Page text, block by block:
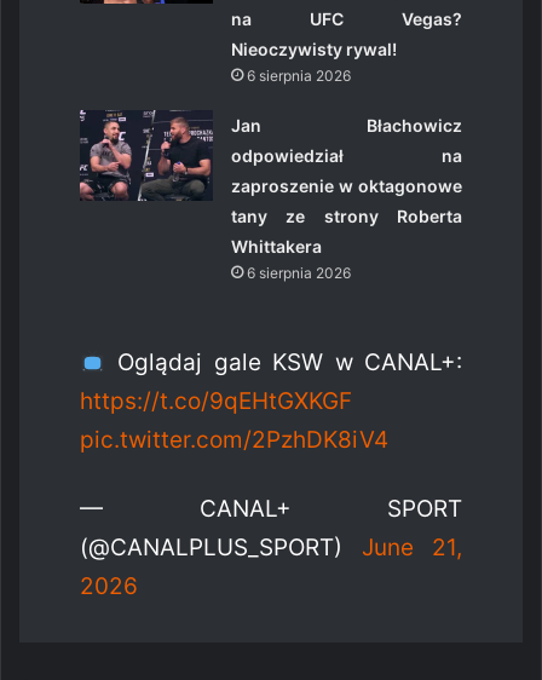
na UFC Vegas?
Nieoczywisty rywal!
6 sierpnia 2026
Jan Błachowicz
odpowiedział na
zaproszenie w oktagonowe
tany ze strony Roberta
Whittakera
6 sierpnia 2026
Oglądaj gale KSW w CANAL+:
https://t.co/9qEHtGXKGF
pic.twitter.com/2PzhDK8iV4
— CANAL+ SPORT
(@CANALPLUS_SPORT) June 21,
2026